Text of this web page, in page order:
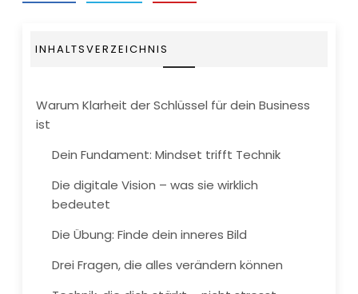
INHALTSVERZEICHNIS
Warum Klarheit der Schlüssel für dein Business
ist
Dein Fundament: Mindset trifft Technik
Die digitale Vision – was sie wirklich
bedeutet
Die Übung: Finde dein inneres Bild
Drei Fragen, die alles verändern können